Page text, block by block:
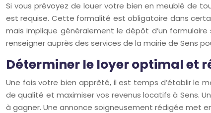
Si vous prévoyez de louer votre bien en meublé de
est requise. Cette formalité est obligatoire dans
mais implique généralement le dépôt d’un
renseigner auprès des services de la mairie de Sens
Déterminer le loyer optimal et
Une fois votre bien apprêté, il est temps d’établir le
de qualité et maximiser vos revenus locatifs à Sens.
à gagner. Une annonce soigneusement rédigée met